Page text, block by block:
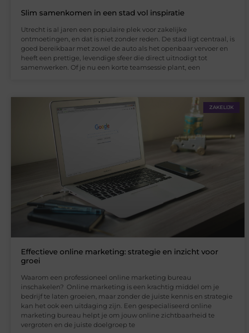
Slim samenkomen in een stad vol inspiratie
Utrecht is al jaren een populaire plek voor zakelijke
ontmoetingen, en dat is niet zonder reden. De stad ligt centraal, is
goed bereikbaar met zowel de auto als het openbaar vervoer en
heeft een prettige, levendige sfeer die direct uitnodigt tot
samenwerken. Of je nu een korte teamsessie plant, een
ZAKELIJK
Effectieve online marketing: strategie en inzicht voor
groei
Waarom een professioneel online marketing bureau
inschakelen? Online marketing is een krachtig middel om je
bedrijf te laten groeien, maar zonder de juiste kennis en strategie
kan het ook een uitdaging zijn. Een gespecialiseerd online
marketing bureau helpt je om jouw online zichtbaarheid te
vergroten en de juiste doelgroep te